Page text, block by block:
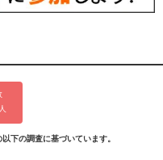
人
下の調査に基づいています。